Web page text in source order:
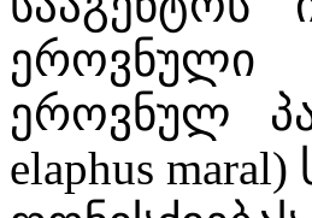
ეროვნული
ეროვნულ
elaphus